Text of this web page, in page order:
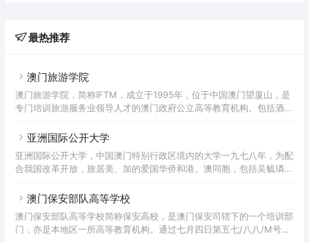
最热推荐
澳门旅游学院
澳门旅游学院，简称IFTM，成立于1995年，位于中国澳门望厦山，是
专门培训旅游服务业领导人才的澳门政府公立高等教育机构。包括酒
文化创意及厨艺等。学院亦与国际知名院校合作开办高级管理课程。在
究。澳门旅游学院使命是成为提供国际化旅游及服务业课程的领先高等
教育机构，培养具有专业知识和技能的学生，在业界担任领导角色。为
亚洲国际公开大学
亚洲国际公开大学，中国澳门特别行政区境内的大学一九七八年，为配
合我国改革开放，旅居美、加的爱国华侨和港、澳同胞，包括吴毓璘博
人办学方式，在中国的南隅──澳门，创办了开埠四百多年来第一所中
高等教育进入一个新的阶段，在澳门高等教育发展史中，具有开创性的
历史地位。
澳门保安部队高等学校
澳门保安部队高等学校简称保安高校，是澳门保安司辖下的一个培训部
门，亦是本地区一所高等教育机构。通过七月四日第五七/八八/M号法